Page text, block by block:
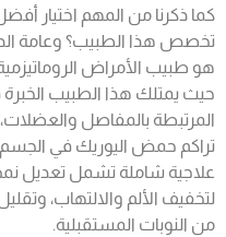
كما ذكرنا من المهم اختيار
تخصص هذا الطبيب؟ وعامة
هو طبيب الأمراض
حيث يمتلك هذا الطبيب
المرتبطة بالمفاصل
تراكم حمض اليوريك في
علاجية شاملة تشمل تعديل
لتخفيف الألم والالتهاب،
من النوبات المستقبلية.